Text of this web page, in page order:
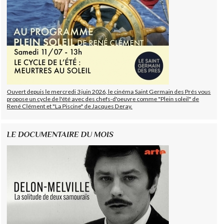
Ouvert depuis le mercredi 3 juin 2026, le cinéma Saint Germain des Prés vous
propose un cycle de l'été avec des chefs-d'oeuvre comme "Plein soleil" de
René Clément et "La Piscine" de Jacques Deray.
LE DOCUMENTAIRE DU MOIS